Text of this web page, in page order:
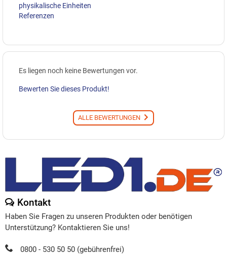
physikalische Einheiten
Referenzen
Es liegen noch keine Bewertungen vor.
Bewerten Sie dieses Produkt!
ALLE BEWERTUNGEN
Kontakt
Haben Sie Fragen zu unseren Produkten oder benötigen
Unterstützung? Kontaktieren Sie uns!
0800 - 530 50 50 (gebührenfrei)